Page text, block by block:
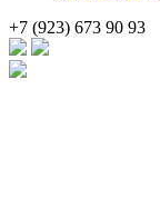
+7 (923) 673 90 93